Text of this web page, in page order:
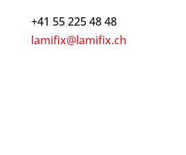
+41 55 225 48 48
lamifix@lamifix.ch